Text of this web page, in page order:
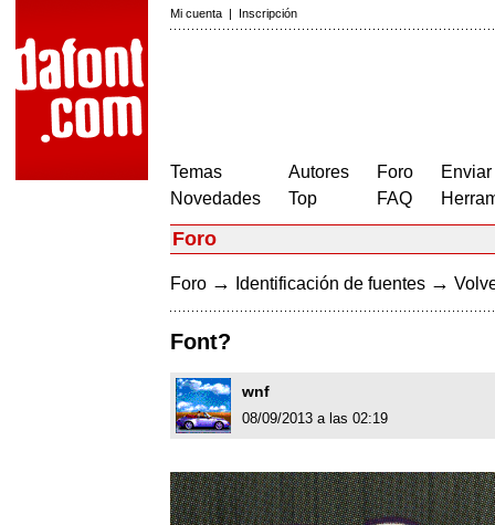
Mi cuenta | Inscripción
Temas
Novedades
Autores
Top
Foro
FAQ
Foro
Foro → Identificación de fuentes →
Font?
wnf
08/09/2013 a las 02:19